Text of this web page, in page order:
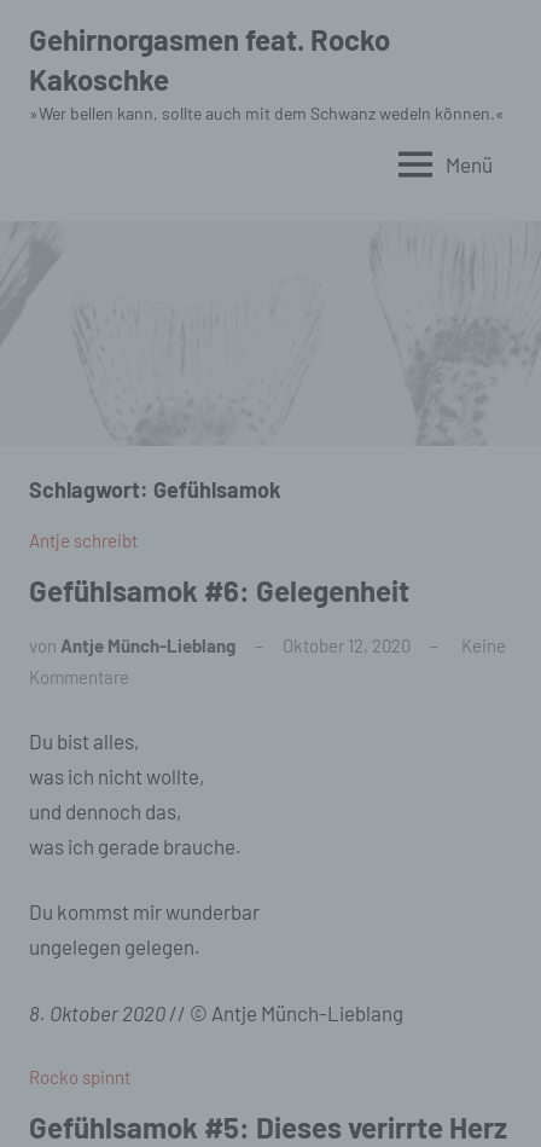
Inhalt
springen
Gehirnorgasmen feat. Rocko
Kakoschke
»Wer bellen kann, sollte auch mit dem Schwanz wedeln können.«
Menü
Schlagwort: Gefühlsamok
Antje schreibt
Gefühlsamok #6: Gelegenheit
von Antje Münch-Lieblang Oktober 12, 2020
Keine
Kommentare
Du bist alles,
was ich nicht wollte,
und dennoch das,
was ich gerade brauche.
Du kommst mir wunderbar
ungelegen gelegen.
8. Oktober 2020 // © Antje Münch-Lieblang
Rocko spinnt
Gefühlsamok #5: Dieses verirrte Herz